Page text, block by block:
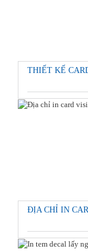
THIẾT KẾ
ĐỊA CHỈ IN